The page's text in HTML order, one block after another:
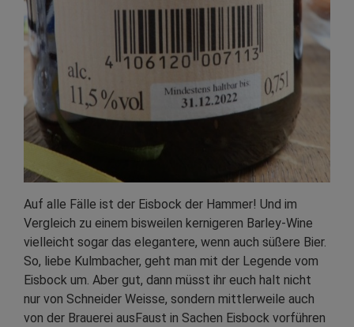
Auf alle Fälle ist der Eisbock der Hammer! Und im
Vergleich zu einem bisweilen kernigeren Barley-Wine
vielleicht sogar das elegantere, wenn auch süßere Bier.
So, liebe Kulmbacher, geht man mit der Legende vom
Eisbock um. Aber gut, dann müsst ihr euch halt nicht
nur von Schneider Weisse, sondern mittlerweile auch
von der Brauerei ausFaust in Sachen Eisbock vorführen